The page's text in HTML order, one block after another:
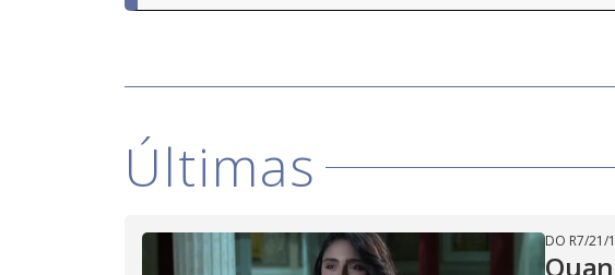
Últimas
DO R7/21/